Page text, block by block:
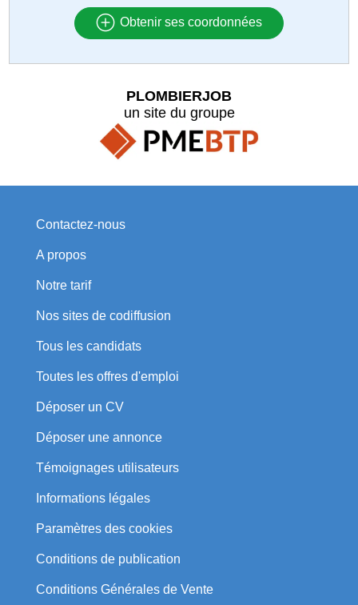
Obtenir ses coordonnées
PLOMBIERJOB
un site du groupe
Contactez-nous
A propos
Notre tarif
Nos sites de codiffusion
Tous les candidats
Toutes les offres d'emploi
Déposer un CV
Déposer une annonce
Témoignages utilisateurs
Informations légales
Paramètres des cookies
Conditions de publication
Conditions Générales de Vente